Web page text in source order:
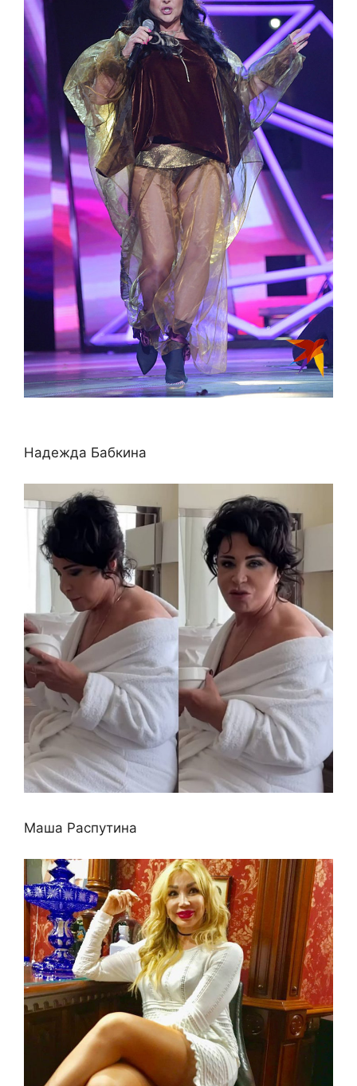
Надежда Бабкина
Маша Распутина